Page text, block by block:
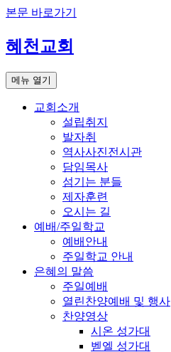
본문 바로가기
혜천교회
메뉴 열기
교회소개
설립취지
발자취
역사사진전시관
담임목사
섬기는 분들
제자훈련
오시는 길
예배/주일학교
예배안내
주일학교 안내
은혜의 말씀
주일예배
열린찬양예배 및 행사
찬양영상
시온 성가대
벧엘 성가대